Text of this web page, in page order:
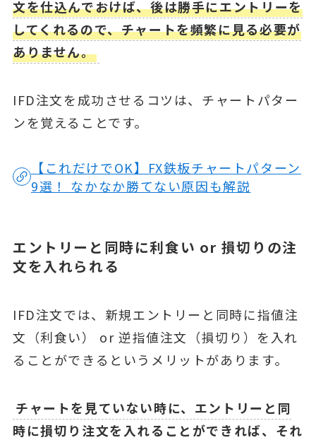
文を仕込んでおけば、後は勝手にエントリーを
してくれるので、チャートを頻繁に見る必要が
ありません。
IFD注文を成功させるコツは、チャートパター
ンを覚えることです。
【これだけでOK】FX鉄板チャートパターン
9選！ なかなか勝てない原因も解説
エントリーと同時に利食い or 損切りの注
文を入れられる
IFD注文では、新規エントリーと同時に指値注
文（利食い） or 逆指値注文（損切り）を入れ
ることができるというメリットがあります。
チャートを見ていない時に、エントリーと同
時に損切り注文を入れることができれば、それ